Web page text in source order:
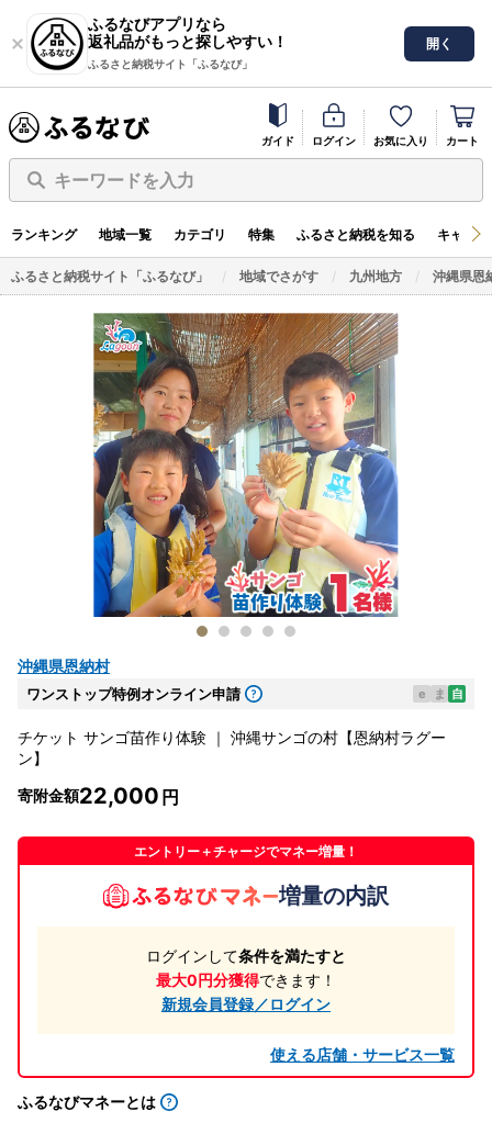
ふるなびアプリなら
返礼品がもっと探しやすい！
ふるさと納税サイト「ふるなび」
開く
ガイド ログイン お気に入り カート
キーワードを入力
ランキング 地域一覧 カテゴリ 特集 ふるさと納税を知る キャン
ふるさと納税サイト「ふるなび」 地域でさがす 九州地方 沖縄県恩
沖縄県恩納村
ワンストップ特例オンライン申請 e ま 自
チケット サンゴ苗作り体験 ｜ 沖縄サンゴの村【恩納村ラグー
ン】
寄附金額22,000
エントリー＋チャージでマネー増量！
増量の内訳
ログインして条件を満たすと
最大0円分獲得できます！
新規会員登録／ログイン
使える店舗・サービス一覧
ふるなびマネーとは